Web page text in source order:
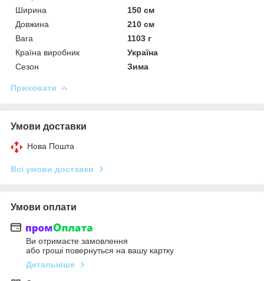
Ширина
150 см
Довжина
210 см
Вага
1103 г
Країна виробник
Україна
Сезон
Зима
Приховати
Умови доставки
Нова Пошта
Всі умови доставки
Умови оплати
Ви отримаєте замовлення
або гроші повернуться на вашу картку
Детальніше